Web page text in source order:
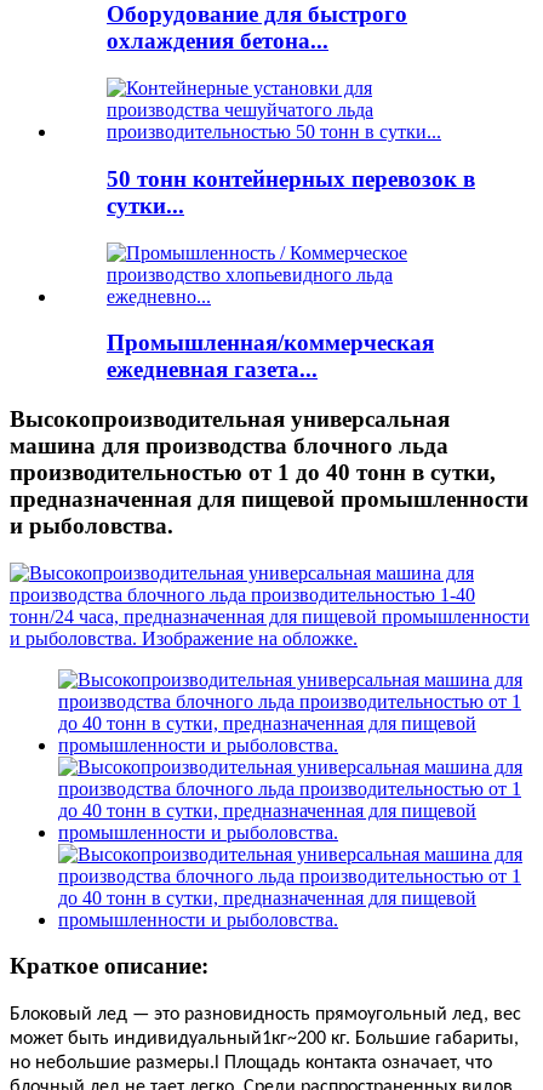
Оборудование для быстрого
охлаждения бетона...
50 тонн контейнерных перевозок в
сутки...
Промышленная/коммерческая
ежедневная газета...
Высокопроизводительная универсальная
машина для производства блочного льда
производительностью от 1 до 40 тонн в сутки,
предназначенная для пищевой промышленности
и рыболовства.
Краткое описание:
Блоковый лед — это разновидность прямоугольный лед, вес
может быть индивидуальный1кг~200 кг. Большие габариты,
но небольшие размеры.
Площадь контакта означает, что